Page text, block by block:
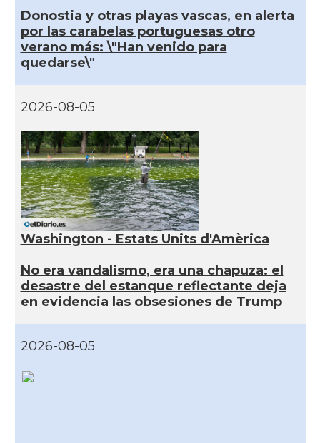
Donostia y otras playas vascas, en alerta
por las carabelas portuguesas otro
verano más: \"Han venido para
quedarse\"
2026-08-05
Washington - Estats Units d'Amèrica
No era vandalismo, era una chapuza: el
desastre del estanque reflectante deja
en evidencia las obsesiones de Trump
2026-08-05